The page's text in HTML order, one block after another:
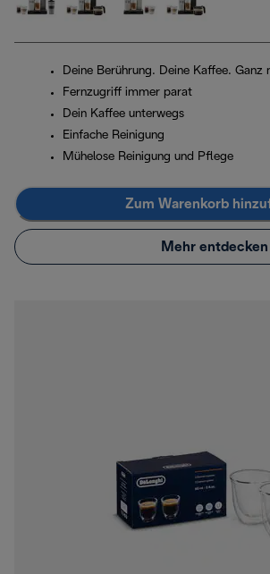
Deine Berührung. Deine Kaffee. Ganz
Fernzugriff immer parat
Dein Kaffee unterwegs
Einfache Reinigung
Mühelose Reinigung und Pflege
Zum Warenkorb
Mehr entdecken